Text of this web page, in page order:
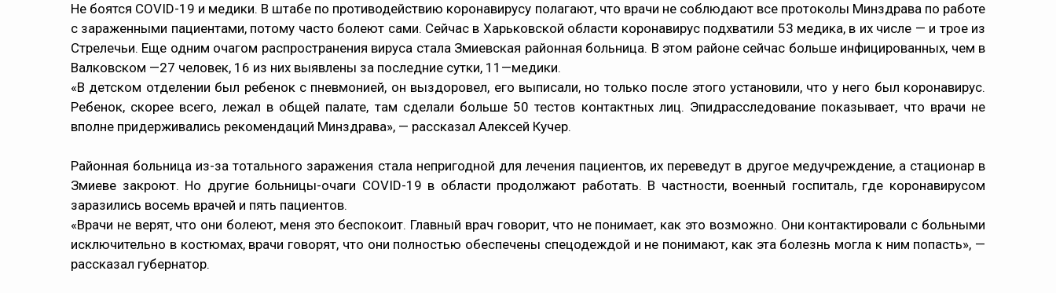
Не боятся COVID-19 и медики. В штабе по противодействию коронавирусу полагают, что врачи не соблюдают все протоколы Минздрава по работе
с зараженными пациентами, потому часто болеют сами. Сейчас в Харьковской области коронавирус подхватили 53 медика, в их числе — и трое из
Стрелечьи. Еще одним очагом распространения вируса стала Змиевская районная больница. В этом районе сейчас больше инфицированных, чем в
Валковском —27 человек, 16 из них выявлены за последние сутки, 11—медики.
«В детском отделении был ребенок с пневмонией, он выздоровел, его выписали, но только после этого установили, что у него был коронавирус.
Ребенок, скорее всего, лежал в общей палате, там сделали больше 50 тестов контактных лиц. Эпидрасследование показывает, что врачи не
вполне придерживались рекомендаций Минздрава», — рассказал Алексей Кучер.
Районная больница из-за тотального заражения стала непригодной для лечения пациентов, их переведут в другое медучреждение, а стационар в
Змиеве закроют. Но другие больницы-очаги COVID-19 в области продолжают работать. В частности, военный госпиталь, где коронавирусом
заразились восемь врачей и пять пациентов.
«Врачи не верят, что они болеют, меня это беспокоит. Главный врач говорит, что не понимает, как это возможно. Они контактировали с больными
исключительно в костюмах, врачи говорят, что они полностью обеспечены спецодеждой и не понимают, как эта болезнь могла к ним попасть», —
рассказал губернатор.